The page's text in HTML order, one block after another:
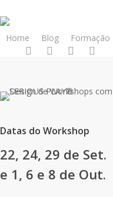
to
main
content
Home Blog Formação
twitter
linkedin instagramwhatsapp
Datas do Workshop
22, 24, 29 de Set.
e 1, 6 e 8 de Out.